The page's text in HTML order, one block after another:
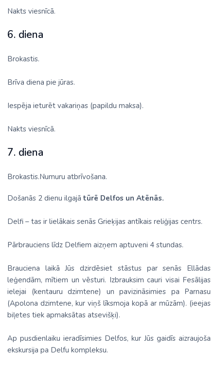
Nakts viesnīcā.
6. diena
Brokastis.
Brīva diena pie jūras.
Iespēja ieturēt vakariņas (papildu maksa).
Nakts viesnīcā.
7. diena
Brokastis.Numuru atbrīvošana.
Došanās 2 dienu ilgajā tūrē Delfos un Atēnās.
Delfi – tas ir lielākais senās Grieķijas antīkais reliģijas centrs.
Pārbrauciens līdz Delfiem aizņem aptuveni 4 stundas.
Brauciena laikā Jūs dzirdēsiet stāstus par senās Ellādas
leģendām, mītiem un vēsturi. Izbrauksim cauri visai Fesālijas
ielejai (kentauru dzimtene) un pavizināsimies pa Parnasu
(Apolona dzimtene, kur viņš līksmoja kopā ar mūzām). (ieejas
biļetes tiek apmaksātas atsevišķi).
Ap pusdienlaiku ieradīsimies Delfos, kur Jūs gaidīs aizraujoša
ekskursija pa Delfu kompleksu.